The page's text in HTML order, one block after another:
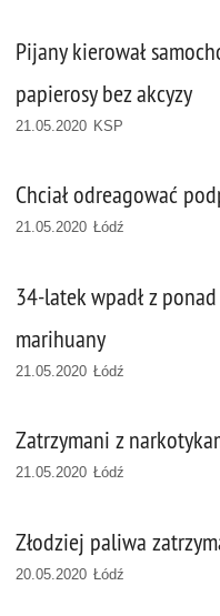
Pijany kierował
papierosy bez akcyzy
21.05.2020 KSP
Chciał odreagować
21.05.2020 Łódź
34-latek wpadł z
marihuany
21.05.2020 Łódź
Zatrzymani z
21.05.2020 Łódź
Złodziej paliwa
20.05.2020 Łódź